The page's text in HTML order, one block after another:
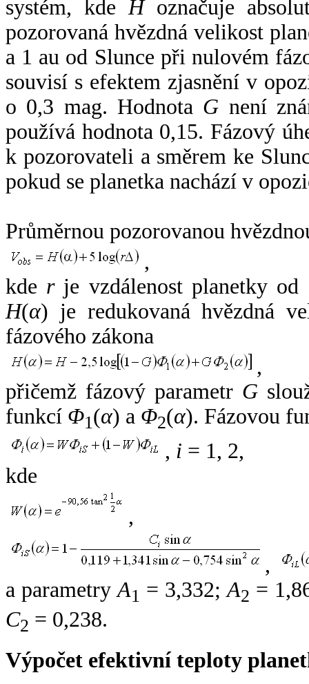
systém, kde Hoznačuje
pozorovaná hvězdná velikost
a 1 au od Slunce při nulovém
souvisí s efektem zjasnění v
o 0,3 mag. Hodnota G není
používá hodnota 0,15. Fázový
k pozorovateli a směrem ke
pokud se planetka nachází v
Průměrnou pozorovanou
,
kde rje vzdálenost planetky od
H(α) je redukovaná hvězdná
fázového zákona
,
přičemž fázový parametr G
funkcí Φ1(α) a Φ2(α). Fázovou
, i = 1, 2,
kde
,
,
a parametryA1 = 3,332;A2 =
C2 = 0,238.
Výpočet efektivní teploty